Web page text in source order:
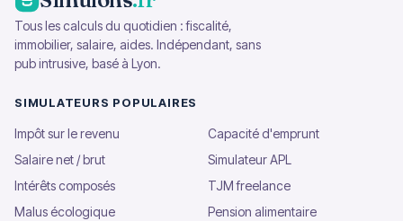
Tous les calculs du quotidien : fiscalité,
immobilier, salaire, aides. Indépendant, sans
pub intrusive, basé à Lyon.
SIMULATEURS POPULAIRES
Impôt sur le revenu
Capacité d'emprunt
Salaire net / brut
Simulateur APL
Intérêts composés
TJM freelance
Malus écologique
Pension alimentaire